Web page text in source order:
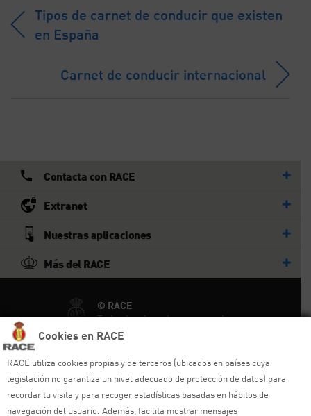
Cookies en RACE
RACE utiliza cookies propias y de terceros (ubicados en países cuya
legislación no garantiza un nivel adecuado de protección de datos) para
recordar tu visita y para recoger estadísticas basadas en hábitos de
navegación del usuario. Además, facilita mostrar mensajes
Tipos de carnet de conducir que existen
en España
Carnet de conducir internacional
Contacta con RACE
Extranet
Nuestras aplicaciones
Más del RACE
© RACE
Todos los derechos reservados
Aviso legal